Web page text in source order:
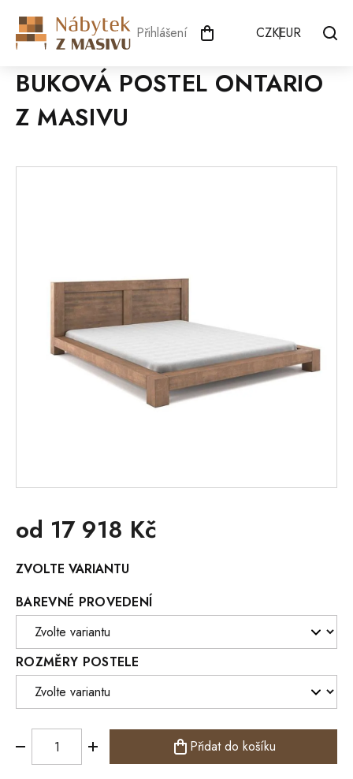
obsah
Přihlášení CZKEUR
BUKOVÁ POSTEL ONTARIO
Z MASIVU
od 17 918 Kč
cena:
ZVOLTE VARIANTU
BAREVNÉ PROVEDENÍ
ROZMĚRY POSTELE
Přidat do košíku